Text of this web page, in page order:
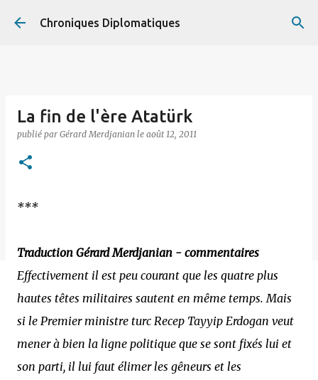
Accéder au contenu principal
Chroniques Diplomatiques
La fin de l'ère Atatürk
publié par Gérard Merdjanian le août 12, 2011
***
Traduction Gérard Merdjanian - commentaires
Effectivement il est peu courant que les quatre plus
hautes têtes militaires sautent en même temps. Mais
si le Premier ministre turc Recep Tayyip Erdogan veut
mener à bien la ligne politique que se sont fixés lui et
son parti, il lui faut élimer les gêneurs et les